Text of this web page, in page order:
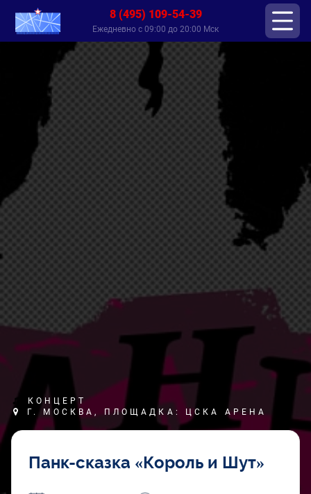
8 (495) 109-54-39
Ежедневно с 09:00 до 20:00 Мск
КОНЦЕРТ
Г. МОСКВА, ПЛОЩАДКА: ЦСКА АРЕНА
Панк-сказка «Король и Шут»